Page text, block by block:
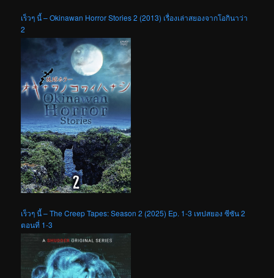
เร็วๆ นี้ – Okinawan Horror Stories 2 (2013) เรื่องเล่าสยองจากโอกินาว่า
2
เร็วๆ นี้ – The Creep Tapes: Season 2 (2025) Ep. 1-3 เทปสยอง ซีซัน 2
ตอนที่ 1-3